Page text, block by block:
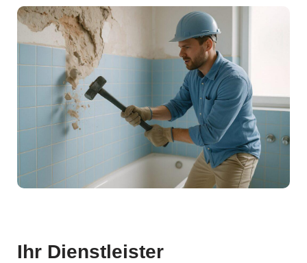
Ihr Dienstleister